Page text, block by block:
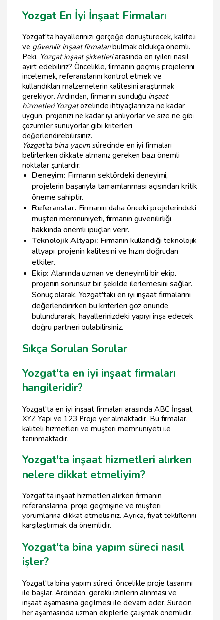
Yozgat En İyi İnşaat Firmaları
Yozgat'ta hayallerinizi gerçeğe dönüştürecek, kaliteli
ve güvenilir inşaat firmalarıbulmak oldukça önemli.
Peki, Yozgat inşaat şirketleriarasında en iyileri nasıl
ayırt edebiliriz? Öncelikle, firmanın geçmiş projelerini
incelemek, referanslarını kontrol etmek ve
kullandıkları malzemelerin kalitesini araştırmak
gerekiyor. Ardından, firmanın sunduğu inşaat
hizmetleri Yozgatözelinde ihtiyaçlarınıza ne kadar
uygun, projenizi ne kadar iyi anlıyorlar ve size ne gibi
çözümler sunuyorlar gibi kriterleri
değerlendirebilirsiniz.
Yozgat'ta bina yapım sürecinde en iyi firmaları
belirlerken dikkate almanız gereken bazı önemli
noktalar şunlardır:
Deneyim: Firmanın sektördeki deneyimi,
projelerin başarıyla tamamlanması açısından kritik
öneme sahiptir.
Referanslar: Firmanın daha önceki projelerindeki
müşteri memnuniyeti, firmanın güvenilirliği
hakkında önemli ipuçları verir.
Teknolojik Altyapı: Firmanın kullandığı teknolojik
altyapı, projenin kalitesini ve hızını doğrudan
etkiler.
Ekip: Alanında uzman ve deneyimli bir ekip,
projenin sorunsuz bir şekilde ilerlemesini sağlar.
Sonuç olarak, Yozgat'taki en iyi inşaat firmalarını
değerlendirirken bu kriterleri göz önünde
bulundurarak, hayallerinizdeki yapıyı inşa edecek
doğru partneri bulabilirsiniz.
Sıkça Sorulan Sorular
Yozgat'ta en iyi inşaat firmaları
hangileridir?
Yozgat'ta en iyi inşaat firmaları arasında ABC İnşaat,
XYZ Yapı ve 123 Proje yer almaktadır. Bu firmalar,
kaliteli hizmetleri ve müşteri memnuniyeti ile
tanınmaktadır.
Yozgat'ta inşaat hizmetleri alırken
nelere dikkat etmeliyim?
Yozgat'ta inşaat hizmetleri alırken firmanın
referanslarına, proje geçmişine ve müşteri
yorumlarına dikkat etmelisiniz. Ayrıca, fiyat tekliflerini
karşılaştırmak da önemlidir.
Yozgat'ta bina yapım süreci nasıl
işler?
Yozgat'ta bina yapım süreci, öncelikle proje tasarımı
ile başlar. Ardından, gerekli izinlerin alınması ve
inşaat aşamasına geçilmesi ile devam eder. Sürecin
her aşamasında uzman ekiplerle çalışmak önemlidir.